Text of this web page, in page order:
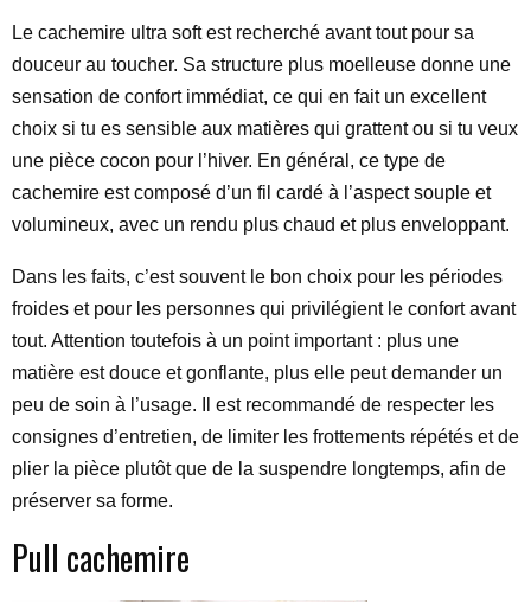
Le cachemire ultra soft est recherché avant tout pour sa
douceur au toucher. Sa structure plus moelleuse donne une
sensation de confort immédiat, ce qui en fait un excellent
choix si tu es sensible aux matières qui grattent ou si tu veux
une pièce cocon pour l’hiver. En général, ce type de
cachemire est composé d’un fil cardé à l’aspect souple et
volumineux, avec un rendu plus chaud et plus enveloppant.
Dans les faits, c’est souvent le bon choix pour les périodes
froides et pour les personnes qui privilégient le confort avant
tout. Attention toutefois à un point important : plus une
matière est douce et gonflante, plus elle peut demander un
peu de soin à l’usage. Il est recommandé de respecter les
consignes d’entretien, de limiter les frottements répétés et de
plier la pièce plutôt que de la suspendre longtemps, afin de
préserver sa forme.
Pull cachemire